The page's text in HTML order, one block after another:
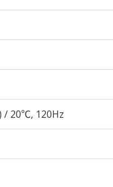
/ 20℃, 120Hz